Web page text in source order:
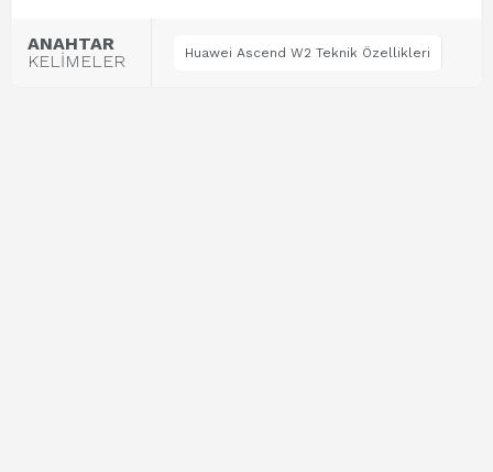
ANAHTAR
KELİMELER
Huawei Ascend W2 Teknik Özellikleri